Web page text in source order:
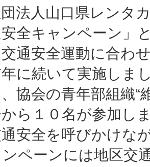
法人山口県レンタ
全キャンペーン」
通安全運動に合わ
に続いて実施しま
協会の青年部組織“
ら１０名が参加し
安全を呼びかけな
ペーンには地区交